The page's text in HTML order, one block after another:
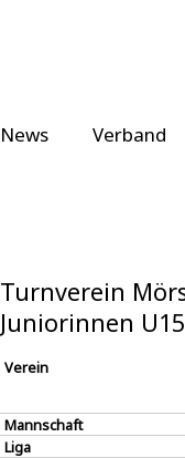
News Verband
Turnverein
Juniorinnen
Verein
Mannschaft
Liga